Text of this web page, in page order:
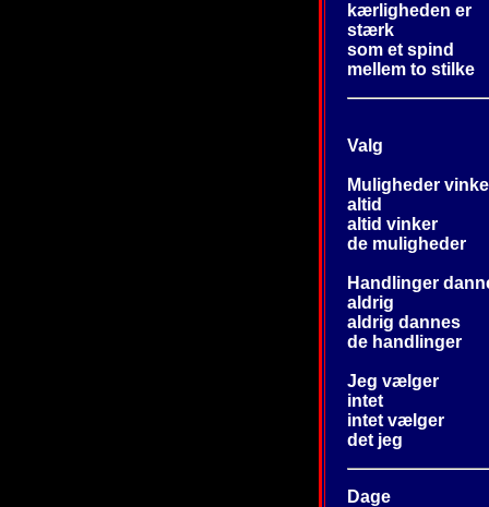
kærligheden er
stærk
som et spind
mellem to stilke
Valg
Muligheder
altid
altid vinker
de muligheder
Handlinger
aldrig
aldrig dannes
de handlinger
Jeg vælger
intet
intet vælger
det jeg
Dage